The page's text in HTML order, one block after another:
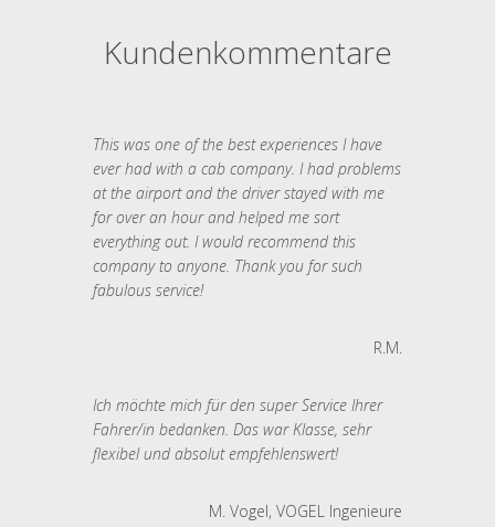
Kundenkommentare
This was one of the best experiences I have
ever had with a cab company. I had problems
at the airport and the driver stayed with me
for over an hour and helped me sort
everything out. I would recommend this
company to anyone. Thank you for such
fabulous service!
R.M.
Ich möchte mich für den super Service Ihrer
Fahrer/in bedanken. Das war Klasse, sehr
flexibel und absolut empfehlenswert!
M. Vogel, VOGEL Ingenieure